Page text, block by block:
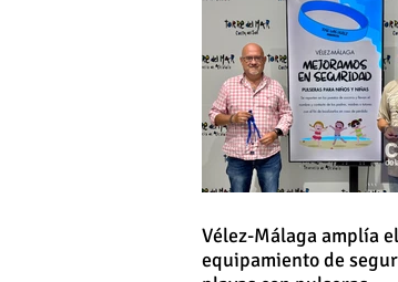
Vélez-Málaga amplía el
equipamiento de